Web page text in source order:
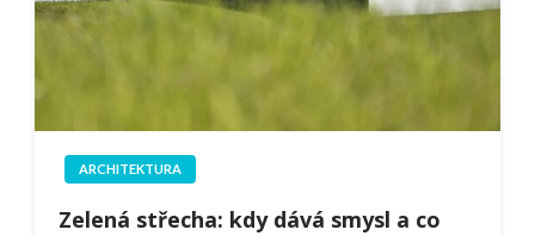
ARCHITEKTURA
Zelená střecha: kdy dává smysl a co